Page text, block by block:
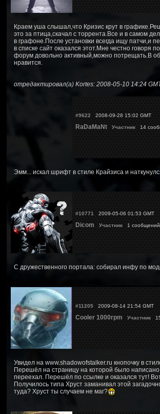
Краем уша слышал,что Кризис крут в
это за птица,скачал с торрента.Все и в самом
в графоне.После установки всегда ищу патчи,и
в списке сайт оказался этот.Мне честно говоря
форум довольно активный,можно потрещать.В
нравится.
отредактировал(а) Kortes: 2008-05-10 14:24
#9622 2008-09-28 15:02 GMT
RaDaMaNt Участник 14
Эмм... искал шрифт в стиле Крайзиса и
#10771 2009-05-06 01:53 GMT
Dicom Участник 1
С дружественного портала: собирал инфу по
#11205 2009-08-14 21:54 GMT
Cooler 1000rpm Участник
Увидел на www.shadowofstalker.ru кнопочку в
Перешёл на страницу на которой было написано
переехал. Перешёл по ссылке и оказался тут!
Получилось типа Хруст заманивал этой
туда? Хруст ты случаем не маг?